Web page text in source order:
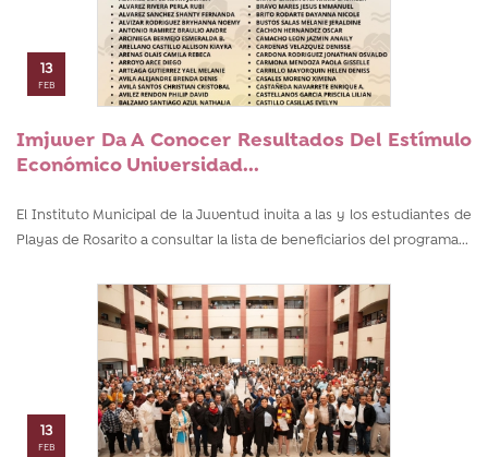
13
FEB
Imjuver Da A Conocer Resultados Del Estímulo
Económico Universidad...
El Instituto Municipal de la Juventud invita a las y los estudiantes de
Playas de Rosarito a consultar la lista de beneficiarios del programa...
13
FEB